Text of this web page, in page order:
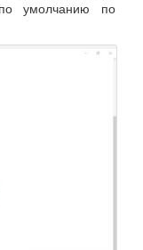
умолчанию по